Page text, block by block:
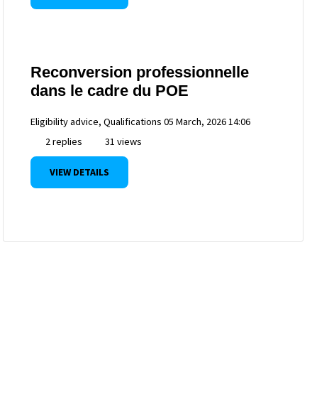
Reconversion professionnelle
dans le cadre du POE
Eligibility advice, Qualifications 05 March, 2026 14:06
2 replies
31 views
VIEW DETAILS